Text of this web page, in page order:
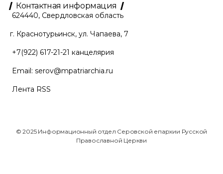
Контактная информация
624440, Свердловская область
г. Краснотурьинск, ул. Чапаева, 7
+7(922) 617-21-21 канцелярия
Email: serov@mpatriarchia.ru
Лента RSS
© 2025 Информационный отдел Серовской епархии Русской
Православной Церкви